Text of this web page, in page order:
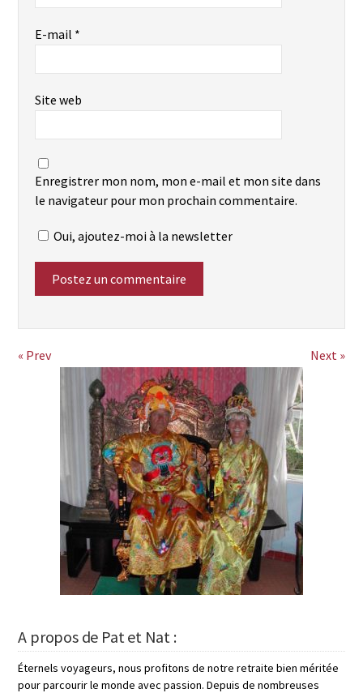
E-mail *
Site web
Enregistrer mon nom, mon e-mail et mon site dans
le navigateur pour mon prochain commentaire.
Oui, ajoutez-moi à la newsletter
« Prev Next »
A propos de Pat et Nat :
Éternels voyageurs, nous profitons de notre retraite bien méritée
pour parcourir le monde avec passion. Depuis de nombreuses